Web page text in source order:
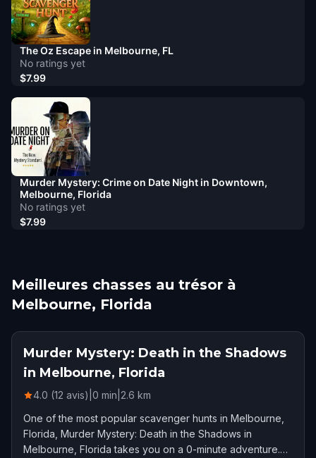
No ratings yet
The Oz Escape in Melbourne, FL
$7.99
No ratings yet
Murder Mystery: Crime on Date Night in Downtown,
Melbourne, Florida
$7.99
Meilleures chasses au trésor à
Melbourne, Florida
Murder Mystery: Death in the Shadows
in Melbourne, Florida
4.0 (12 avis) 0 min 2.6 km
One of the most popular scavenger hunts in Melbourne,
Florida, Murder Mystery: Death in the Shadows in
Melbourne, Florida takes you on a 0-minute adventure.